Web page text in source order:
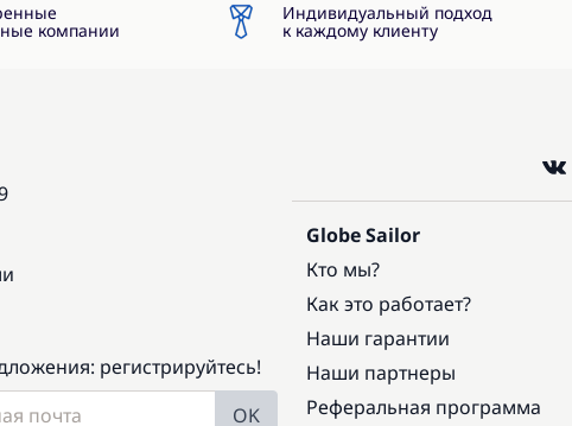
компании
Индивидуальный подход
к каждому клиенту
регистрируйтесь!
OK
Globe Sailor
Кто мы?
Как это работает?
Наши гарантии
Наши партнеры
Реферальная программа